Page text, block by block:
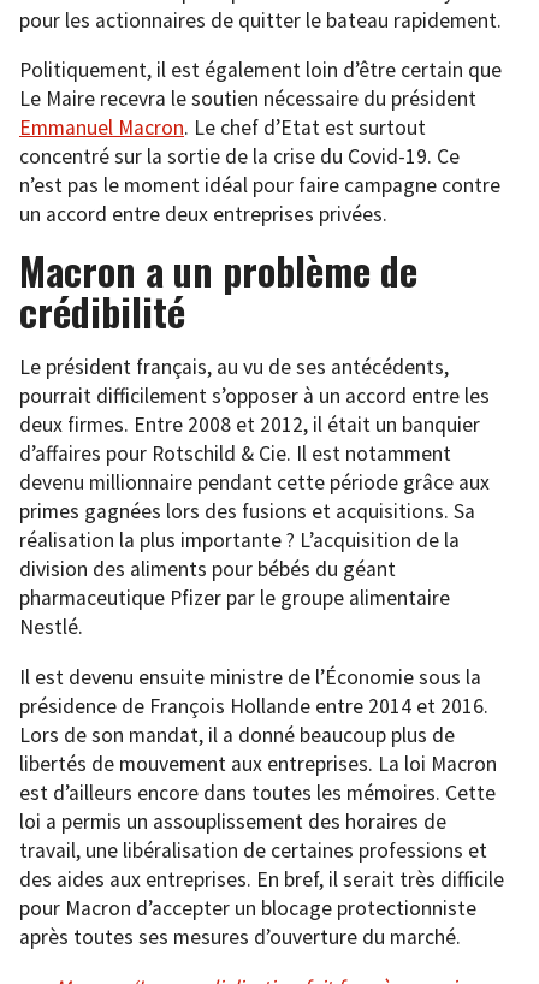
pour les actionnaires de quitter le bateau rapidement.
Politiquement, il est également loin d’être certain que
Le Maire recevra le soutien nécessaire du président
Emmanuel Macron. Le chef d’Etat est surtout
concentré sur la sortie de la crise du Covid-19. Ce
n’est pas le moment idéal pour faire campagne contre
un accord entre deux entreprises privées.
Macron a un problème de
crédibilité
Le président français, au vu de ses antécédents,
pourrait difficilement s’opposer à un accord entre les
deux firmes. Entre 2008 et 2012, il était un banquier
d’affaires pour Rotschild & Cie. Il est notamment
devenu millionnaire pendant cette période grâce aux
primes gagnées lors des fusions et acquisitions. Sa
réalisation la plus importante ? L’acquisition de la
division des aliments pour bébés du géant
pharmaceutique Pfizer par le groupe alimentaire
Nestlé.
Il est devenu ensuite ministre de l’Économie sous la
présidence de François Hollande entre 2014 et 2016.
Lors de son mandat, il a donné beaucoup plus de
libertés de mouvement aux entreprises. La loi Macron
est d’ailleurs encore dans toutes les mémoires. Cette
loi a permis un assouplissement des horaires de
travail, une libéralisation de certaines professions et
des aides aux entreprises. En bref, il serait très difficile
pour Macron d’accepter un blocage protectionniste
après toutes ses mesures d’ouverture du marché.